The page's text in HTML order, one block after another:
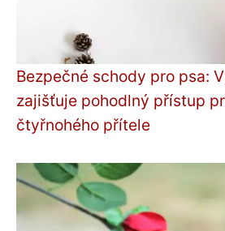
Bezpečné schody pro psa:
zajišťuje pohodlný přístup
čtyřnohého přítele